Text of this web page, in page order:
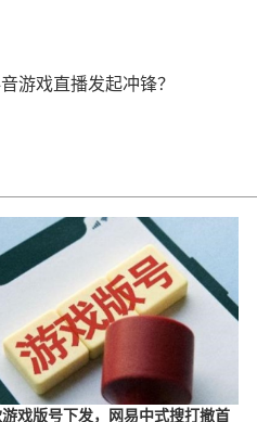
游戏直播发起冲锋？
戏版号下发，网易中式搜打撤首